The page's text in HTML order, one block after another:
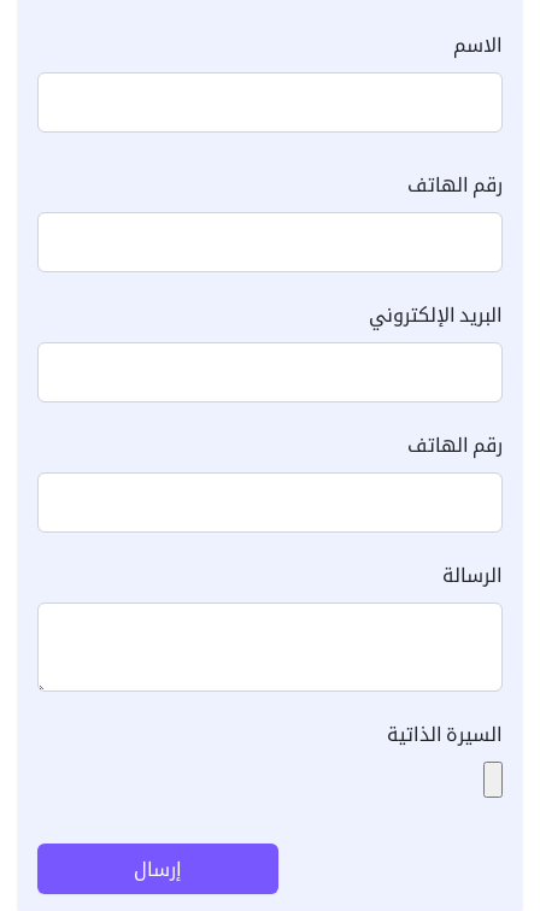
الاسم
رقم الهاتف
البريد الإلكتروني
رقم الهاتف
الرسالة
السيرة الذاتية
إرسال